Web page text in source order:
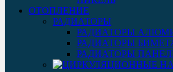
ОТОПЛЕНИЕ
РАДИАТОРЫ
РАДИАТОРЫ
РАДИАТОРЫ
РАДИАТОРЫ